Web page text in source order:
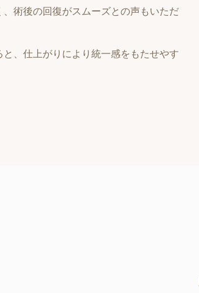
術後の回復がスムーズとの声もいただ
、仕上がりにより統一感をもたせやす